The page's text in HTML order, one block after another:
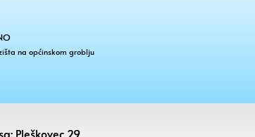
na općinskom groblju
Pleškovec 29